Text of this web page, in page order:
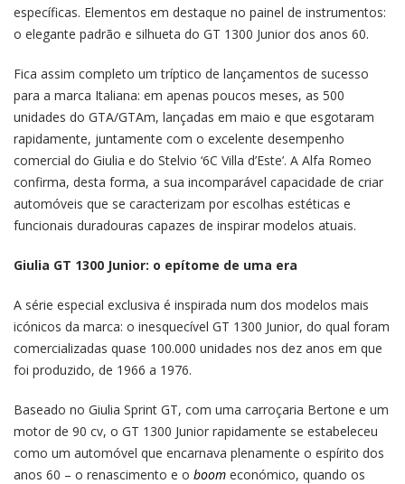
específicas. Elementos em destaque no painel de instrumentos:
o elegante padrão e silhueta do GT 1300 Junior dos anos 60.
Fica assim completo um tríptico de lançamentos de sucesso
para a marca Italiana: em apenas poucos meses, as 500
unidades do GTA/GTAm, lançadas em maio e que esgotaram
rapidamente, juntamente com o excelente desempenho
comercial do Giulia e do Stelvio ‘6C Villa d’Este’. A Alfa Romeo
confirma, desta forma, a sua incomparável capacidade de criar
automóveis que se caracterizam por escolhas estéticas e
funcionais duradouras capazes de inspirar modelos atuais.
Giulia GT 1300 Junior: o epítome de uma era
A série especial exclusiva é inspirada num dos modelos mais
icónicos da marca: o inesquecível GT 1300 Junior, do qual foram
comercializadas quase 100.000 unidades nos dez anos em que
foi produzido, de 1966 a 1976.
Baseado no Giulia Sprint GT, com uma carroçaria Bertone e um
motor de 90 cv, o GT 1300 Junior rapidamente se estabeleceu
como um automóvel que encarnava plenamente o espírito dos
anos 60 – o renascimento e o boom económico, quando os